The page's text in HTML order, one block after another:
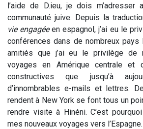
l’aide de D.ieu, je dois m’adresser
communauté juive. Depuis la
vie engagéeen espagnol, j’ai eu le
conférences dans de nombreux pays
amitiés que j’ai eu le privilège de
voyages en Amérique centrale
constructives que jusqu’à
d’innombrables e-mails et lettres.
rendent à New York se font tous un
rendre visite à Hinéni. C’est pourquoi
mes nouveaux voyages vers l’Espagne.